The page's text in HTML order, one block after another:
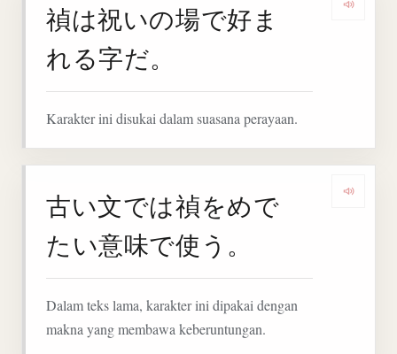
禎は祝いの場で好ま
れる字だ。
Karakter ini disukai dalam suasana perayaan.
古い文では禎をめで
たい意味で使う。
Dalam teks lama, karakter ini dipakai dengan
makna yang membawa keberuntungan.